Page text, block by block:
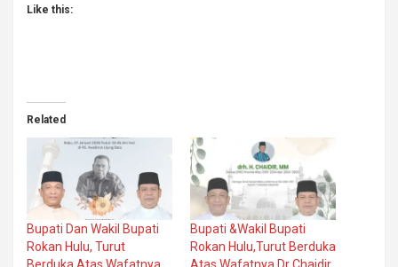
Like this:
Related
Bupati Dan Wakil Bupati
Rokan Hulu, Turut
Bupati &Wakil Bupati
Rokan Hulu,Turut Berduka